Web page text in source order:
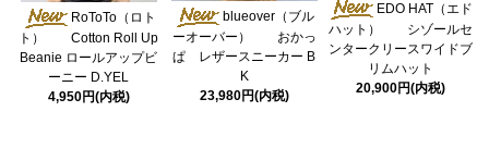
RoToTo（ロト
ト） Cotton Roll Up
Beanie ロールアップビ
ーニー D.YEL
4,950円(内税)
blueover（ブル
ーオーバー） おかっ
ぱ レザースニーカー B
K
23,980円(内税)
EDO HAT（エド
ハット） シゾールセ
ンタークリースワイドブ
リムハット
20,900円(内税)